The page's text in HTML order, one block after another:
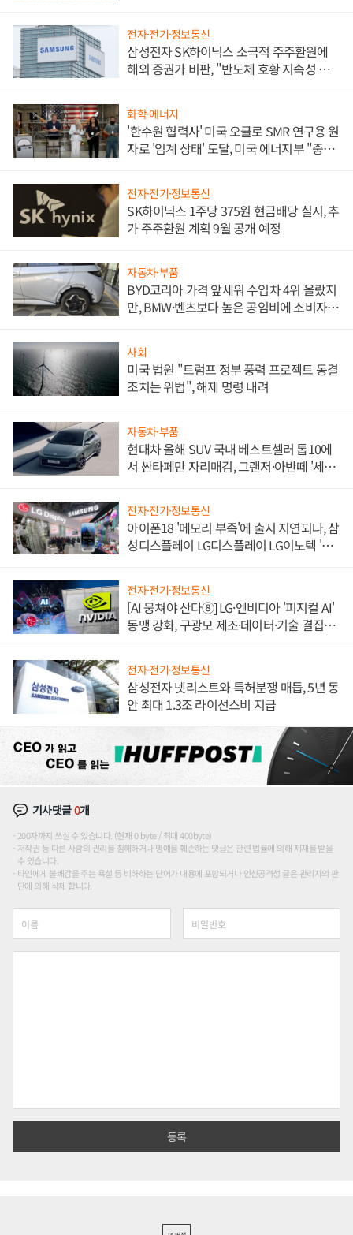
전자·전기·정보통신
삼성전자 SK하이닉스 소극적 주주환원에
해외 증권가 비판, "반도체 호황 지속성 의
화학·에너지
'한수원 협력사' 미국 오클로 SMR 연구용 원
자로 '임계 상태' 도달, 미국 에너지부 "중요
전자·전기·정보통신
SK하이닉스 1주당 375원 현금배당 실시, 추
가 주주환원 계획 9월 공개 예정
자동차·부품
BYD코리아 가격 앞세워 수입차 4위 올랐지
만, BMW·벤츠보다 높은 공임비에 소비자
사회
미국 법원 "트럼프 정부 풍력 프로젝트 동결
조치는 위법", 해제 명령 내려
자동차·부품
현대차 올해 SUV 국내 베스트셀러 톱10에
서 싼타페만 자리매김, 그랜저·아반떼 '세단
전자·전기·정보통신
아이폰18 '메모리 부족'에 출시 지연되나, 삼
성디스플레이 LG디스플레이 LG이노텍 '탈
전자·전기·정보통신
[AI 뭉쳐야 산다⑧] LG·엔비디아 '피지컬 AI'
동맹 강화, 구광모 제조·데이터·기술 결집
전자·전기·정보통신
삼성전자 넷리스트와 특허분쟁 매듭, 5년 동
안 최대 1.3조 라이선스비 지급
기사댓글0개
200자까지 쓰실 수 있습니다. (현재 0 byte / 최대 400byte)
저작권 등 다른 사람의 권리를 침해하거나 명예를 훼손하는 댓글은 관련 법률에 의해 제재를 받을
수 있습니다.
타인에게 불쾌감을 주는 욕설 등 비하하는 단어가 내용에 포함되거나 인신공격성 글은 관리자의 판
단에 의해 삭제 합니다.